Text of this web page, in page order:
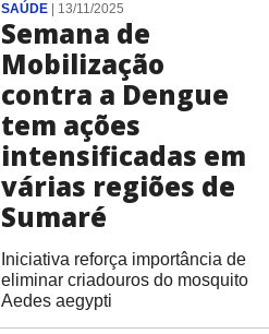
SAÚDE| 13/11/2025
Semana de
Mobilização
contra a Dengue
tem ações
intensificadas em
várias regiões de
Sumaré
Iniciativa reforça importância de
eliminar criadouros do mosquito
Aedes aegypti